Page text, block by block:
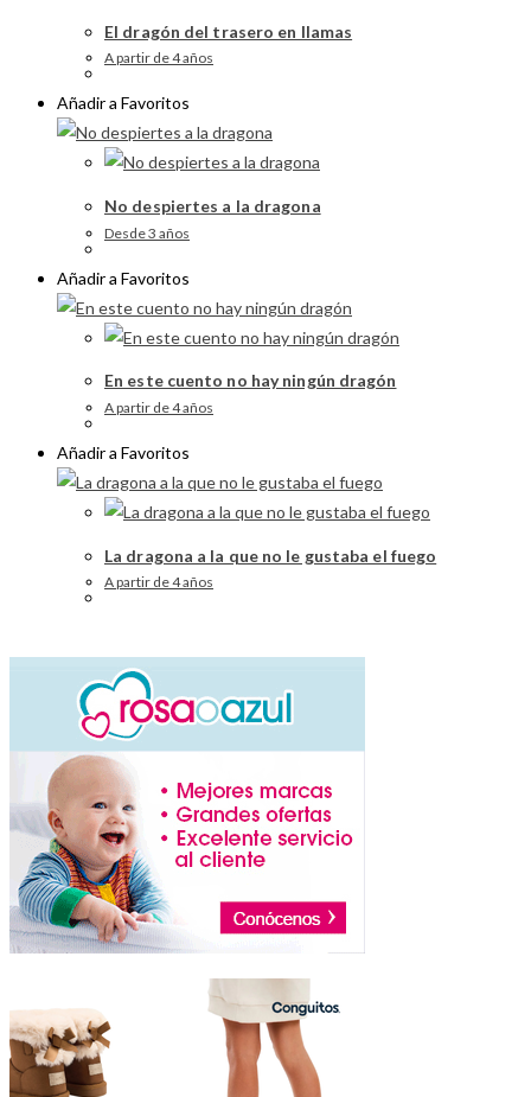
El dragón del trasero en llamas
A partir de 4 años
Añadir a Favoritos
No despiertes a la dragona
Desde 3 años
Añadir a Favoritos
En este cuento no hay ningún dragón
A partir de 4 años
Añadir a Favoritos
La dragona a la que no le gustaba el fuego
A partir de 4 años